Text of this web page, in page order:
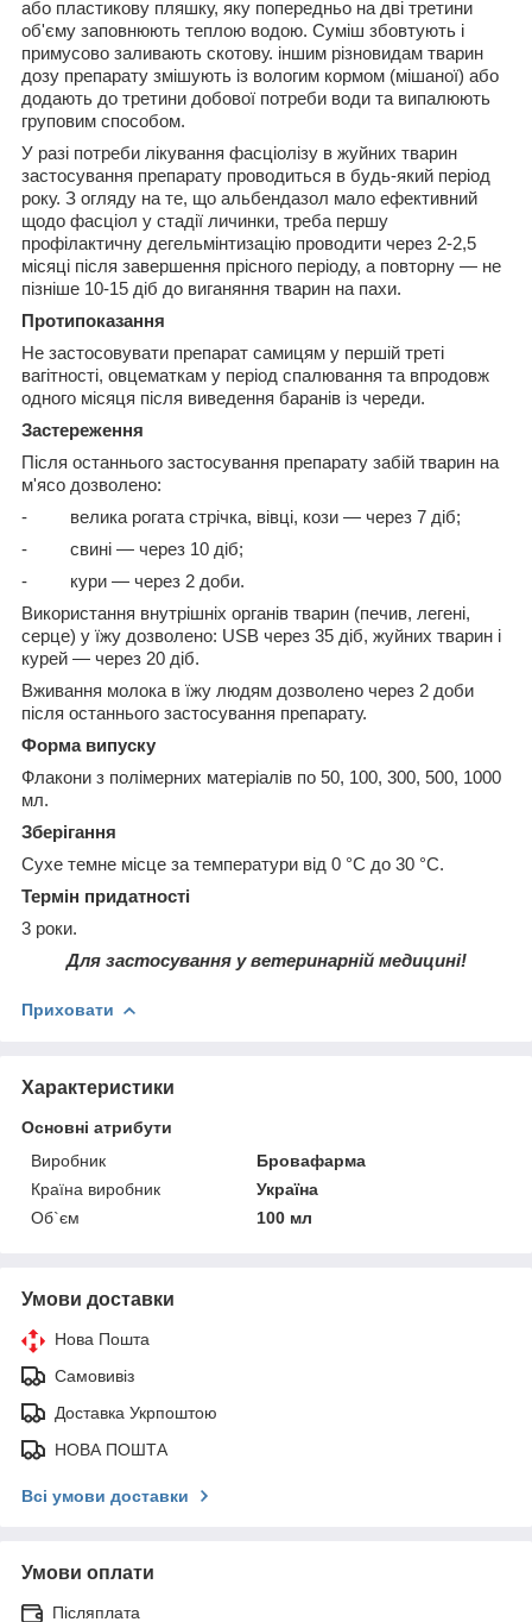
або пластикову пляшку, яку попередньо на дві третини
об'єму заповнюють теплою водою. Суміш збовтують і
примусово заливають скотову. іншим різновидам тварин
дозу препарату змішують із вологим кормом (мішаної) або
додають до третини добової потреби води та випалюють
груповим способом.
У разі потреби лікування фасціолізу в жуйних тварин
застосування препарату проводиться в будь-який період
року. З огляду на те, що альбендазол мало ефективний
щодо фасціол у стадії личинки, треба першу
профілактичну дегельмінтизацію проводити через 2-2,5
місяці після завершення прісного періоду, а повторну — не
пізніше 10-15 діб до виганяння тварин на пахи.
Протипоказання
Не застосовувати препарат самицям у першій треті
вагітності, овцематкам у період спалювання та впродовж
одного місяця після виведення баранів із череди.
Застереження
Після останнього застосування препарату забій тварин на
м'ясо дозволено:
- велика рогата стрічка, вівці, кози — через 7 діб;
- свині — через 10 діб;
- кури — через 2 доби.
Використання внутрішніх органів тварин (печив, легені,
серце) у їжу дозволено: USB через 35 діб, жуйних тварин і
курей — через 20 діб.
Вживання молока в їжу людям дозволено через 2 доби
після останнього застосування препарату.
Форма випуску
Флакони з полімерних матеріалів по 50, 100, 300, 500, 1000
мл.
Зберігання
Сухе темне місце за температури від 0 °C до 30 °C.
Термін придатності
3 роки.
Для застосування у ветеринарній медицині!
Приховати
Характеристики
Основні атрибути
Виробник
Бровафарма
Країна виробник
Україна
Об`єм
100 мл
Умови доставки
Нова Пошта
Самовивіз
Доставка Укрпоштою
НОВА ПОШТА
Всі умови доставки
Умови оплати
Післяплата